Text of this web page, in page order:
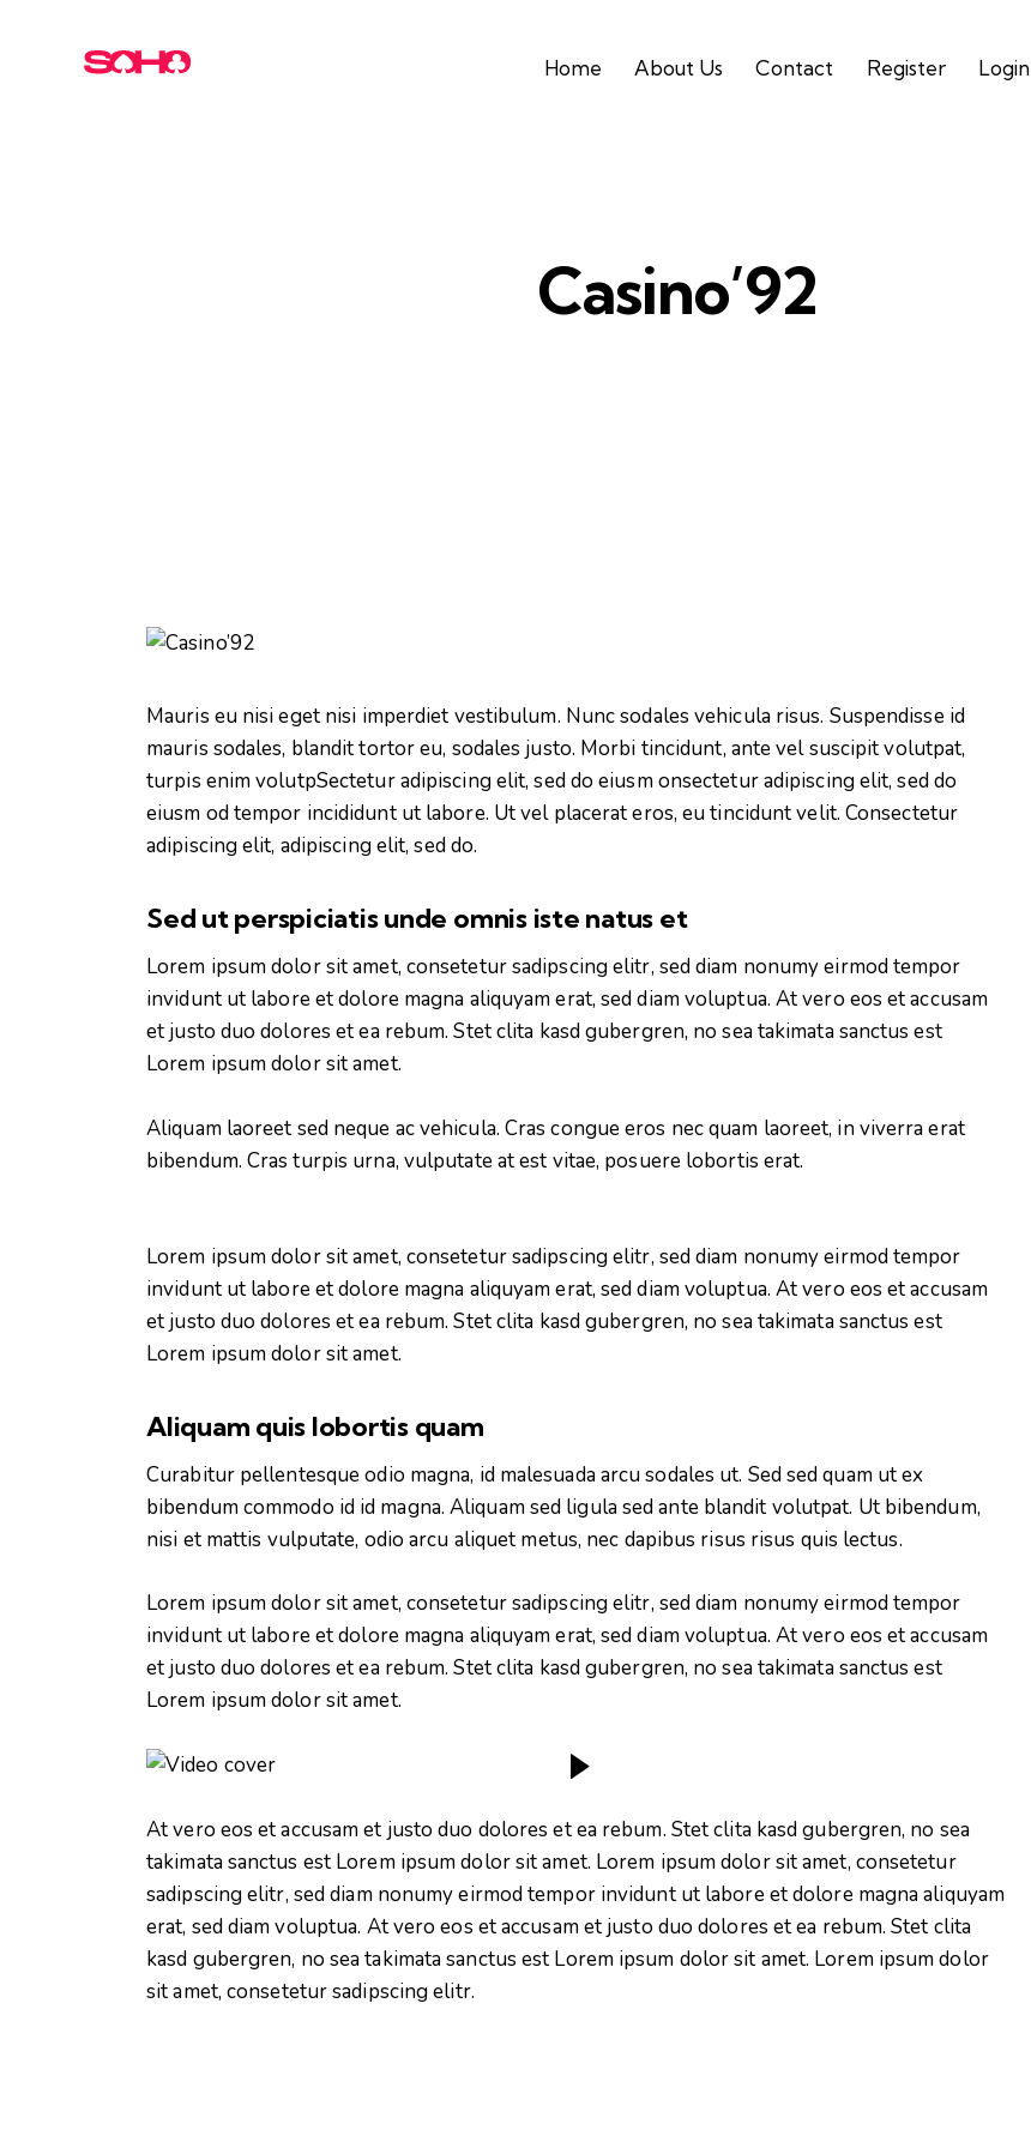
Home About Us Contact Register Login
Casino’92
Mauris eu nisi eget nisi imperdiet vestibulum. Nunc sodales vehicula risus. Suspendisse id
mauris sodales, blandit tortor eu, sodales justo. Morbi tincidunt, ante vel suscipit volutpat,
turpis enim volutpSectetur adipiscing elit, sed do eiusm onsectetur adipiscing elit, sed do
eiusm od tempor incididunt ut labore. Ut vel placerat eros, eu tincidunt velit. Consectetur
adipiscing elit, adipiscing elit, sed do.
Sed ut perspiciatis unde omnis iste natus et
Lorem ipsum dolor sit amet, consetetur sadipscing elitr, sed diam nonumy eirmod tempor
invidunt ut labore et dolore magna aliquyam erat, sed diam voluptua. At vero eos et accusam
et justo duo dolores et ea rebum. Stet clita kasd gubergren, no sea takimata sanctus est
Lorem ipsum dolor sit amet.
Aliquam laoreet sed neque ac vehicula. Cras congue eros nec quam laoreet, in viverra erat
bibendum. Cras turpis urna, vulputate at est vitae, posuere lobortis erat.
Lorem ipsum dolor sit amet, consetetur sadipscing elitr, sed diam nonumy eirmod tempor
invidunt ut labore et dolore magna aliquyam erat, sed diam voluptua. At vero eos et accusam
et justo duo dolores et ea rebum. Stet clita kasd gubergren, no sea takimata sanctus est
Lorem ipsum dolor sit amet.
Aliquam quis lobortis quam
Curabitur pellentesque odio magna, id malesuada arcu sodales ut. Sed sed quam ut ex
bibendum commodo id id magna. Aliquam sed ligula sed ante blandit volutpat. Ut bibendum,
nisi et mattis vulputate, odio arcu aliquet metus, nec dapibus risus risus quis lectus.
Lorem ipsum dolor sit amet, consetetur sadipscing elitr, sed diam nonumy eirmod tempor
invidunt ut labore et dolore magna aliquyam erat, sed diam voluptua. At vero eos et accusam
et justo duo dolores et ea rebum. Stet clita kasd gubergren, no sea takimata sanctus est
Lorem ipsum dolor sit amet.
At vero eos et accusam et justo duo dolores et ea rebum. Stet clita kasd gubergren, no sea
takimata sanctus est Lorem ipsum dolor sit amet. Lorem ipsum dolor sit amet, consetetur
sadipscing elitr, sed diam nonumy eirmod tempor invidunt ut labore et dolore magna aliquyam
erat, sed diam voluptua. At vero eos et accusam et justo duo dolores et ea rebum. Stet clita
kasd gubergren, no sea takimata sanctus est Lorem ipsum dolor sit amet. Lorem ipsum dolor
sit amet, consetetur sadipscing elitr.